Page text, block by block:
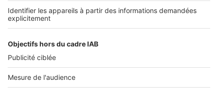
À DÉCOUVRIR
Annuaire des professionnels
Tout l'immobilier
Toutes les villes
Tous les départements
Toutes les régions